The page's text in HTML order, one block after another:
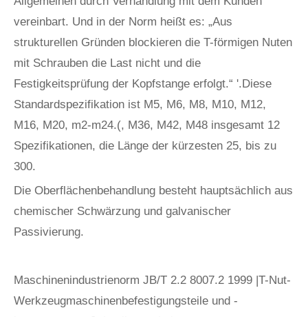
vereinbart. Und in der Norm heißt es: „Aus
strukturellen Gründen blockieren die T-förmigen Nuten
mit Schrauben die Last nicht und die
Festigkeitsprüfung der Kopfstange erfolgt.“ '.Diese
Standardspezifikation ist M5, M6, M8, M10, M12,
M16, M20, m2-m24.(, M36, M42, M48 insgesamt 12
Spezifikationen, die Länge der kürzesten 25, bis zu
300.
Die Oberflächenbehandlung besteht hauptsächlich aus
chemischer Schwärzung und galvanischer
Passivierung.
Maschinenindustrienorm JB/T 2.2 8007.2 1999 |T-Nut-
Werkzeugmaschinenbefestigungsteile und -